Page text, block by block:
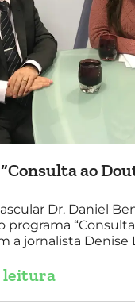
ao
Dr. Daniel
programa
a jornalista Denise
leitura